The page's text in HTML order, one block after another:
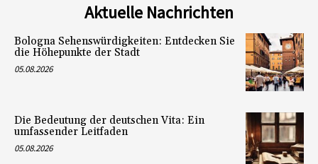
Aktuelle Nachrichten
Bologna Sehenswürdigkeiten: Entdecken Sie
die Höhepunkte der Stadt
05.08.2026
Die Bedeutung der deutschen Vita: Ein
umfassender Leitfaden
05.08.2026